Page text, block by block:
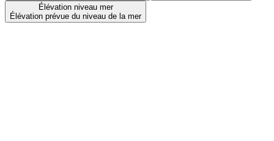
Élévation niveau mer
Élévation prévue du niveau de la mer